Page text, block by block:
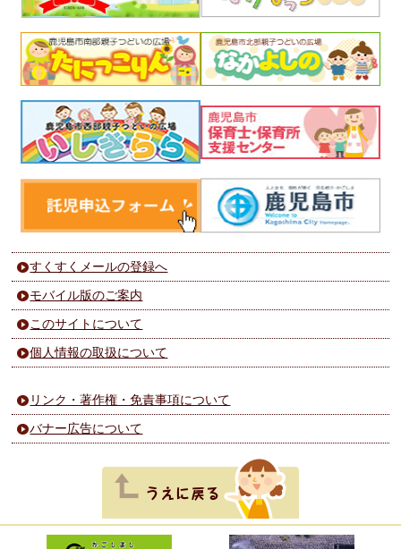
すくすくメールの登録へ
モバイル版のご案内
このサイトについて
個人情報の取扱について
リンク・著作権・免責事項について
バナー広告について